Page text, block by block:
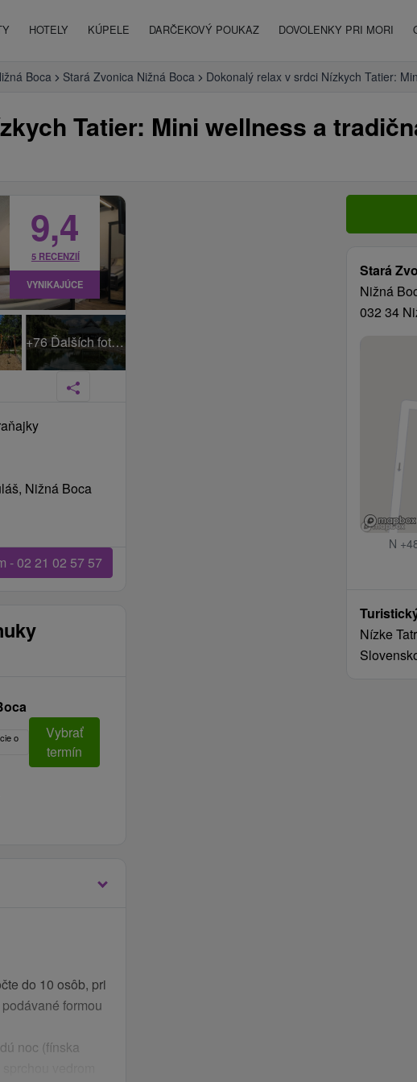
HOTELY KÚPELE DARČEKOVÝ POUKAZ DOVOLENKY PRI MORI
Boca Stará Zvonica Nižná Boca Dokonalý relax v srdci Nízkych Tatier:
Tatier: Mini wellness a
Stará
Nižná
032 34
N
Nízke
+76 Ďalších fotiek
9,4
5 RECENZIÍ
VYNIKAJÚCE
Nižná Boca
- 02 21 02 57 57
o
Vybrať
termín
do 10 osôb, pri
formou
noc (fínska